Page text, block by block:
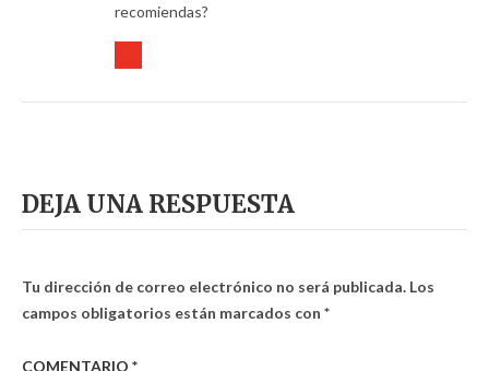
recomiendas?
DEJA UNA RESPUESTA
Tu dirección de correo electrónico no será publicada. Los
campos obligatorios están marcados con *
COMENTARIO *